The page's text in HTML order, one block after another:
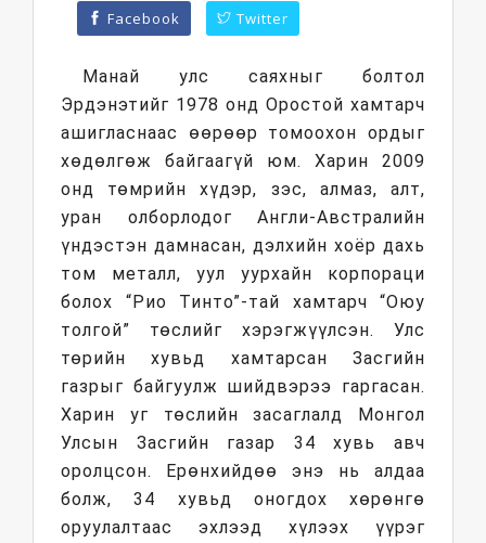
Facebook
Twitter
Манай улс саяхныг болтол
Эрдэнэтийг 1978 онд Оростой хамтарч
ашигласнаас өөрөөр томоохон ордыг
хөдөлгөж байгаагүй юм. Харин 2009
онд төмрийн хүдэр, зэс, алмаз, алт,
уран олборлодог Англи-Австралийн
үндэстэн дамнасан, дэлхийн хоёр дахь
том металл, уул уурхайн корпораци
болох “Рио Тинто”-тай хамтарч “Оюу
толгой” төслийг хэрэгжүүлсэн. Улс
төрийн хувьд хамтарсан Засгийн
газрыг байгуулж шийдвэрээ гаргасан.
Харин уг төслийн засаглалд Монгол
Улсын Засгийн газар 34 хувь авч
оролцсон. Ерөнхийдөө энэ нь алдаа
болж, 34 хувьд оногдох хөрөнгө
оруулалтаас эхлээд хүлээх үүрэг